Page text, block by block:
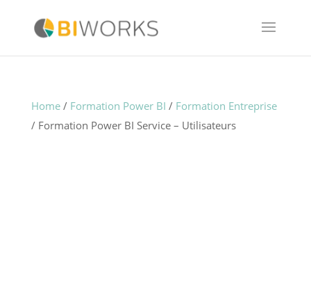
Home/ Formation Power BI / Formation Entreprise
/ Formation Power BI Service – Utilisateurs